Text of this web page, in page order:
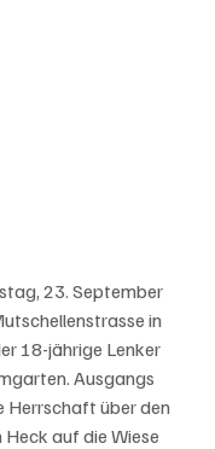
23. September
in
18-jährige Lenker
Ausgangs
Herrschaft über den
auf die Wiese